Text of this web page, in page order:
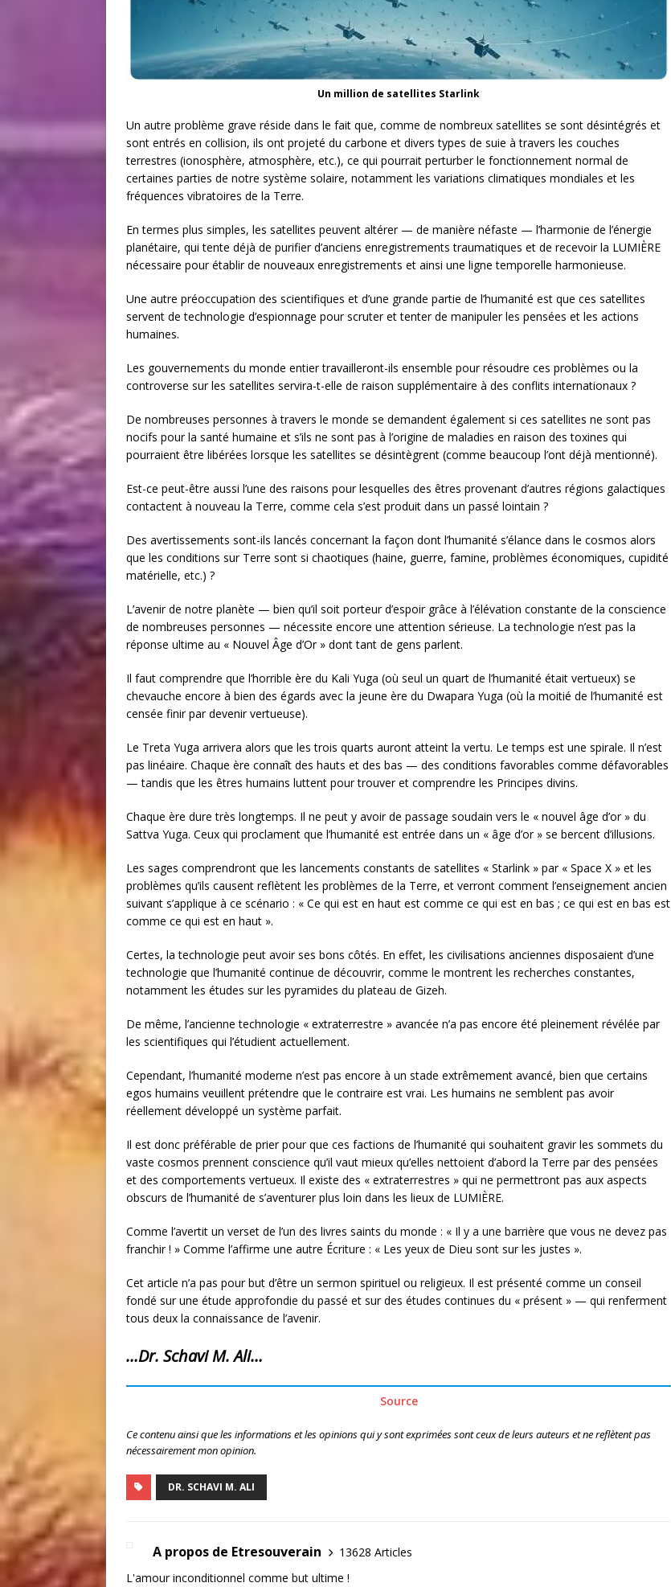
Un million de satellites Starlink
Un autre problème grave réside dans le fait que, comme de nombreux satellites se sont désintégrés et
sont entrés en collision, ils ont projeté du carbone et divers types de suie à travers les couches
terrestres (ionosphère, atmosphère, etc.), ce qui pourrait perturber le fonctionnement normal de
certaines parties de notre système solaire, notamment les variations climatiques mondiales et les
fréquences vibratoires de la Terre.
En termes plus simples, les satellites peuvent altérer — de manière néfaste — l’harmonie de l’énergie
planétaire, qui tente déjà de purifier d’anciens enregistrements traumatiques et de recevoir la LUMIÈRE
nécessaire pour établir de nouveaux enregistrements et ainsi une ligne temporelle harmonieuse.
Une autre préoccupation des scientifiques et d’une grande partie de l’humanité est que ces satellites
servent de technologie d’espionnage pour scruter et tenter de manipuler les pensées et les actions
humaines.
Les gouvernements du monde entier travailleront-ils ensemble pour résoudre ces problèmes ou la
controverse sur les satellites servira-t-elle de raison supplémentaire à des conflits internationaux ?
De nombreuses personnes à travers le monde se demandent également si ces satellites ne sont pas
nocifs pour la santé humaine et s’ils ne sont pas à l’origine de maladies en raison des toxines qui
pourraient être libérées lorsque les satellites se désintègrent (comme beaucoup l’ont déjà mentionné).
Est-ce peut-être aussi l’une des raisons pour lesquelles des êtres provenant d’autres régions galactiques
contactent à nouveau la Terre, comme cela s’est produit dans un passé lointain ?
Des avertissements sont-ils lancés concernant la façon dont l’humanité s’élance dans le cosmos alors
que les conditions sur Terre sont si chaotiques (haine, guerre, famine, problèmes économiques, cupidité
matérielle, etc.) ?
L’avenir de notre planète — bien qu’il soit porteur d’espoir grâce à l’élévation constante de la conscience
de nombreuses personnes — nécessite encore une attention sérieuse. La technologie n’est pas la
réponse ultime au « Nouvel Âge d’Or » dont tant de gens parlent.
Il faut comprendre que l’horrible ère du Kali Yuga (où seul un quart de l’humanité était vertueux) se
chevauche encore à bien des égards avec la jeune ère du Dwapara Yuga (où la moitié de l’humanité est
censée finir par devenir vertueuse).
Le Treta Yuga arrivera alors que les trois quarts auront atteint la vertu. Le temps est une spirale. Il n’est
pas linéaire. Chaque ère connaît des hauts et des bas — des conditions favorables comme défavorables
— tandis que les êtres humains luttent pour trouver et comprendre les Principes divins.
Chaque ère dure très longtemps. Il ne peut y avoir de passage soudain vers le « nouvel âge d’or » du
Sattva Yuga. Ceux qui proclament que l’humanité est entrée dans un « âge d’or » se bercent d’illusions.
Les sages comprendront que les lancements constants de satellites « Starlink » par « Space X » et les
problèmes qu’ils causent reflètent les problèmes de la Terre, et verront comment l’enseignement ancien
suivant s’applique à ce scénario : « Ce qui est en haut est comme ce qui est en bas ; ce qui est en bas est
comme ce qui est en haut ».
Certes, la technologie peut avoir ses bons côtés. En effet, les civilisations anciennes disposaient d’une
technologie que l’humanité continue de découvrir, comme le montrent les recherches constantes,
notamment les études sur les pyramides du plateau de Gizeh.
De même, l’ancienne technologie « extraterrestre » avancée n’a pas encore été pleinement révélée par
les scientifiques qui l’étudient actuellement.
Cependant, l’humanité moderne n’est pas encore à un stade extrêmement avancé, bien que certains
egos humains veuillent prétendre que le contraire est vrai. Les humains ne semblent pas avoir
réellement développé un système parfait.
Il est donc préférable de prier pour que ces factions de l’humanité qui souhaitent gravir les sommets du
vaste cosmos prennent conscience qu’il vaut mieux qu’elles nettoient d’abord la Terre par des pensées
et des comportements vertueux. Il existe des « extraterrestres » qui ne permettront pas aux aspects
obscurs de l’humanité de s’aventurer plus loin dans les lieux de LUMIÈRE.
Comme l’avertit un verset de l’un des livres saints du monde : « Il y a une barrière que vous ne devez pas
franchir ! » Comme l’affirme une autre Écriture : « Les yeux de Dieu sont sur les justes ».
Cet article n’a pas pour but d’être un sermon spirituel ou religieux. Il est présenté comme un conseil
fondé sur une étude approfondie du passé et sur des études continues du « présent » — qui renferment
tous deux la connaissance de l’avenir.
…Dr. Schavi M. Ali…
Source
Ce contenu ainsi que les informations et les opinions qui y sont exprimées sont ceux de leurs auteurs et ne reflètent pas
nécessairement mon opinion.
DR. SCHAVI M. ALI
A propos de Etresouverain
13628 Articles
L'amour inconditionnel comme but ultime !